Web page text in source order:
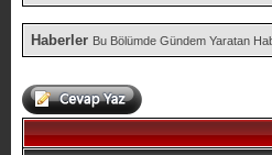
Haberler Bu Bölümde Gündem Yaratan